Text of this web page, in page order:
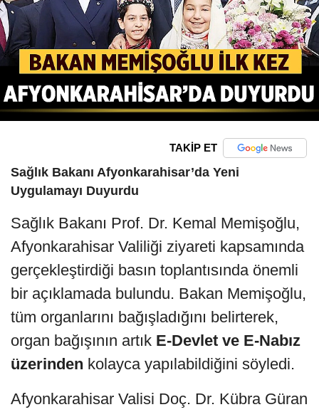
TAKİP ET
Sağlık Bakanı Afyonkarahisar’da Yeni
Uygulamayı Duyurdu
Sağlık Bakanı Prof. Dr. Kemal Memişoğlu,
Afyonkarahisar Valiliği ziyareti kapsamında
gerçekleştirdiği basın toplantısında önemli
bir açıklamada bulundu. Bakan Memişoğlu,
tüm organlarını bağışladığını belirterek,
organ bağışının artık E-Devlet ve E-Nabız
üzerinden kolayca yapılabildiğini söyledi.
Afyonkarahisar Valisi Doç. Dr. Kübra Güran